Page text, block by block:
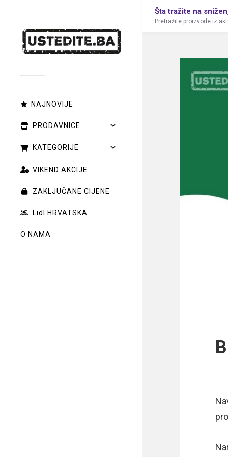
NAJNOVIJE
PRODAVNICE
KATEGORIJE
VIKEND AKCIJE
ZAKLJUČANE CIJENE
Lidl HRVATSKA
O NAMA
Šta tražite na
Pretražite proizvode iz